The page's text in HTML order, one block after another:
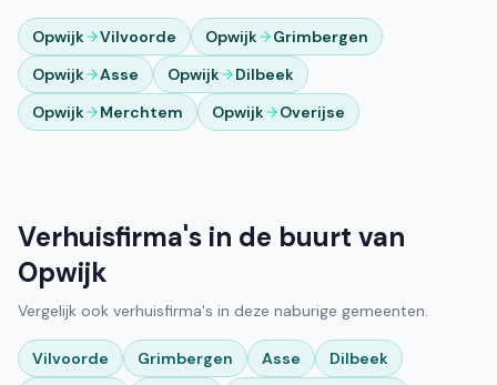
Opwijk Vilvoorde Opwijk
Grimbergen
Opwijk
Asse Opwijk
Dilbeek
Opwijk
Merchtem Opwijk Overijse
Verhuisfirma's in de buurt van
Opwijk
Vergelijk ook verhuisfirma's in deze naburige gemeenten.
Vilvoorde Grimbergen Asse
Dilbeek